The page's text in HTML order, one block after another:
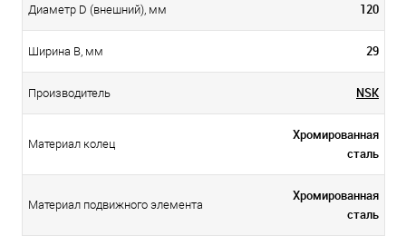
Диаметр D (внешний), мм 120
Ширина B, мм 29
Производитель NSK
Материал колец
Хромированная
сталь
Материал подвижного элемента
Хромированная
сталь